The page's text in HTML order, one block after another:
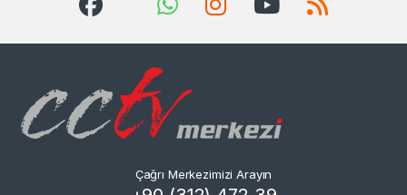
Çağrı Merkezimizi Arayın